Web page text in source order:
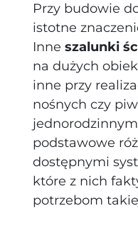
Przy budowie
istotne
Inne szalunki
na dużych
inne przy
nośnych czy
podstawowe
dostępnymi
które z nich
potrzebom